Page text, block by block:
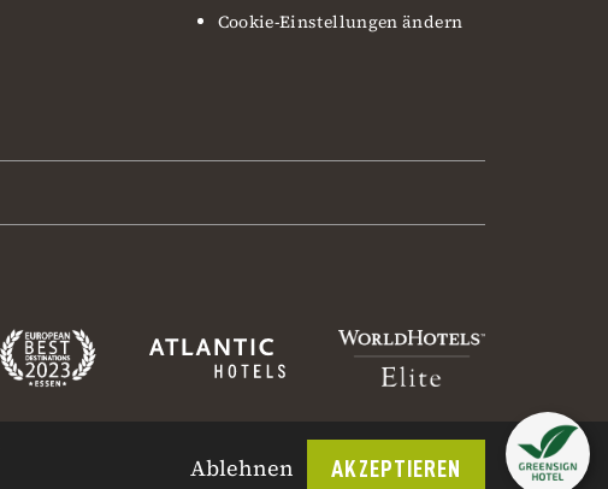
Cookie-Einstellungen ändern
Ablehnen AKZEPTIEREN